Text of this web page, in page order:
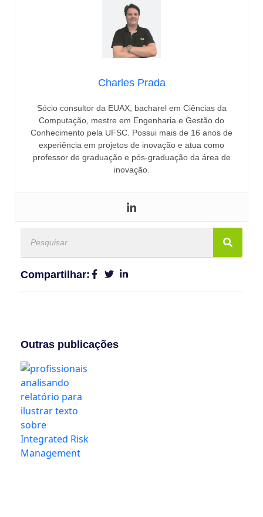
Charles Prada
Sócio consultor da EUAX, bacharel em Ciências da
Computação, mestre em Engenharia e Gestão do
Conhecimento pela UFSC. Possui mais de 16 anos de
experiência em projetos de inovação e atua como
professor de graduação e pós-graduação da área de
inovação.
Compartilhar:
Outras publicações